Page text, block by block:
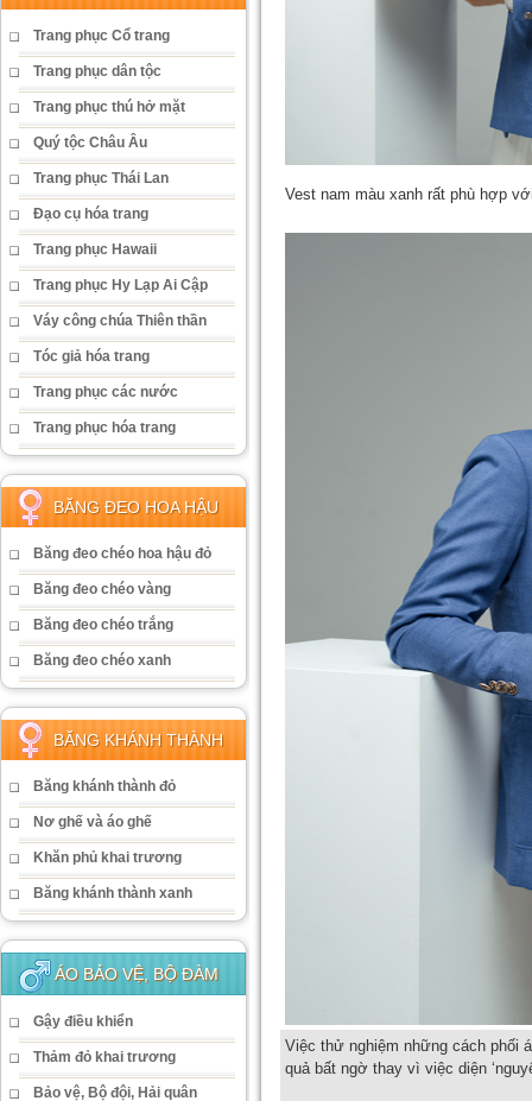
Trang phục Cổ trang
Trang phục dân tộc
Trang phục thú hở mặt
Quý tộc Châu Âu
Trang phục Thái Lan
Đạo cụ hóa trang
Trang phục Hawaii
Trang phục Hy Lạp Ai Cập
Váy công chúa Thiên thần
Tóc giả hóa trang
Trang phục các nước
Trang phục hóa trang
BĂNG ĐEO HOA HẬU
Băng đeo chéo hoa hậu đỏ
Băng đeo chéo vàng
Băng đeo chéo trắng
Băng đeo chéo xanh
BĂNG KHÁNH THÀNH
Băng khánh thành đỏ
Nơ ghế và áo ghế
Khăn phủ khai trương
Băng khánh thành xanh
ÁO BẢO VỆ, BỘ ĐÀM
Gậy điều khiển
Thảm đỏ khai trương
Bảo vệ, Bộ đội, Hải quân
Vest nam màu xanh rất phù hợp
Việc thử nghiệm những cách phối
quả bất ngờ thay vì việc diện